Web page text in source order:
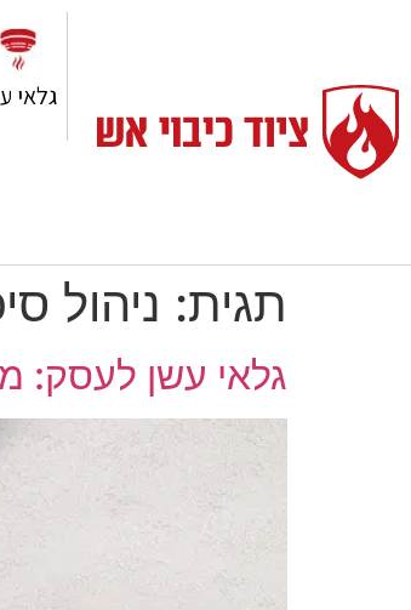
גלאי
תגית: ניהול
גלאי עשן לעסק: